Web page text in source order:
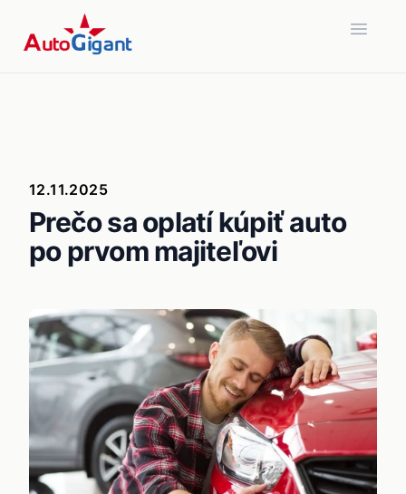
Open
12.11.2025
Prečo sa oplatí kúpiť auto
po prvom majiteľovi